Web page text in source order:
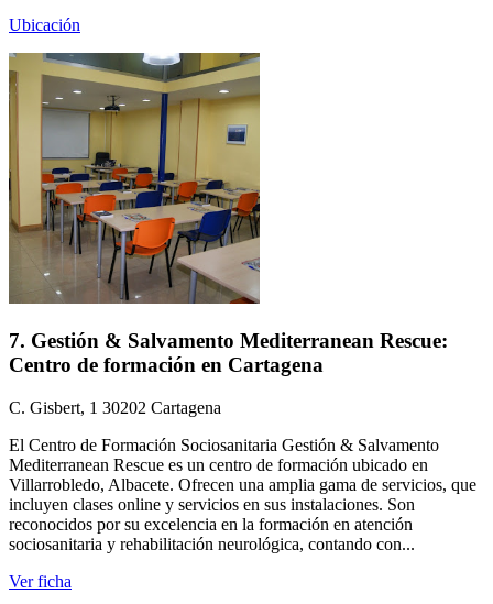
Ubicación
7. Gestión & Salvamento Mediterranean Rescue:
Centro de formación en Cartagena
C. Gisbert, 1 30202 Cartagena
El Centro de Formación Sociosanitaria Gestión & Salvamento
Mediterranean Rescue es un centro de formación ubicado en
Villarrobledo, Albacete. Ofrecen una amplia gama de servicios, que
incluyen clases online y servicios en sus instalaciones. Son
reconocidos por su excelencia en la formación en atención
sociosanitaria y rehabilitación neurológica, contando con...
Ver ficha